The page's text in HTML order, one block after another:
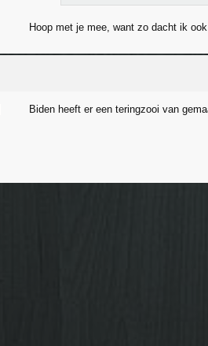
Hoop met je mee, want zo dacht ik
Biden heeft er een teringzooi van